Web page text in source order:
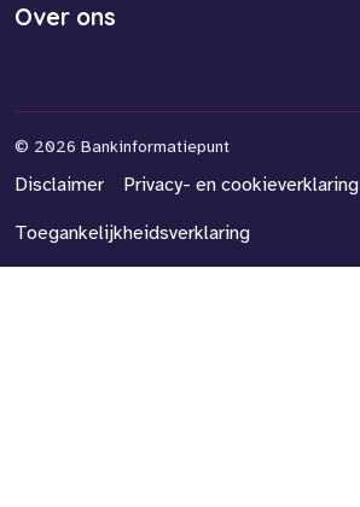
Over ons
© 2026 Bankinformatiepunt
Disclaimer
Privacy- en cookieverklaring
Toegankelijkheidsverklaring